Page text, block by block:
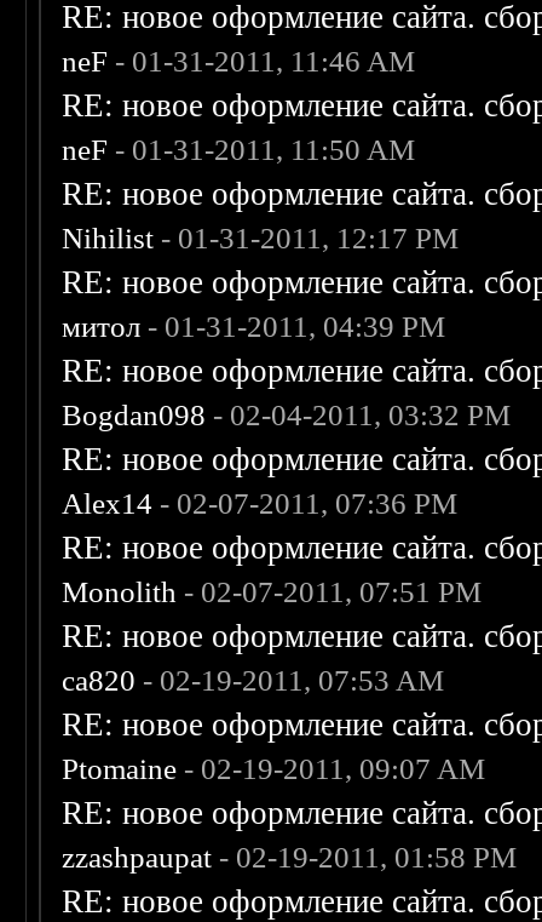
RE: новое оформление сайта.
neF - 01-31-2011, 11:46 AM
RE: новое оформление сайта.
neF - 01-31-2011, 11:50 AM
RE: новое оформление сайта.
Nihilist - 01-31-2011, 12:17 PM
RE: новое оформление сайта.
митол - 01-31-2011, 04:39 PM
RE: новое оформление сайта.
Bogdan098 - 02-04-2011, 03:32 PM
RE: новое оформление сайта.
Alex14 - 02-07-2011, 07:36 PM
RE: новое оформление сайта.
Monolith - 02-07-2011, 07:51 PM
RE: новое оформление сайта.
ca820 - 02-19-2011, 07:53 AM
RE: новое оформление сайта.
Ptomaine - 02-19-2011, 09:07 AM
RE: новое оформление сайта.
zzashpaupat - 02-19-2011, 01:58 PM
RE: новое оформление сайта.